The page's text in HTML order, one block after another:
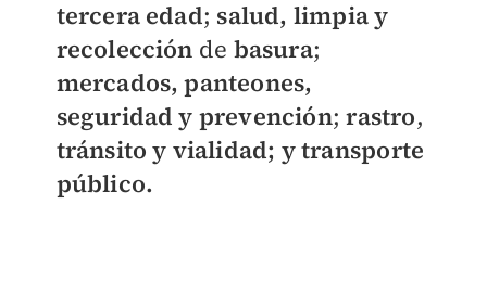
tercera edad; salud, limpia y
recolección de basura;
mercados, panteones,
seguridad y prevención;rastro,
tránsito y vialidad; y transporte
público.